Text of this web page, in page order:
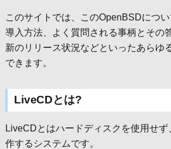
このサイトでは、このOpenBSDにつ
導入方法、よく質問される事柄とその
新のリリース状況などといったあらゆ
できます。
LiveCDとは?
LiveCDとはハードディスクを使用せ
作するシステムです。